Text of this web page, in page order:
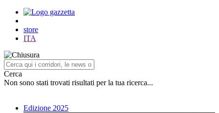
store
ITA
Cerca
Non sono stati trovati risultati per la tua ricerca...
Edizione 2025